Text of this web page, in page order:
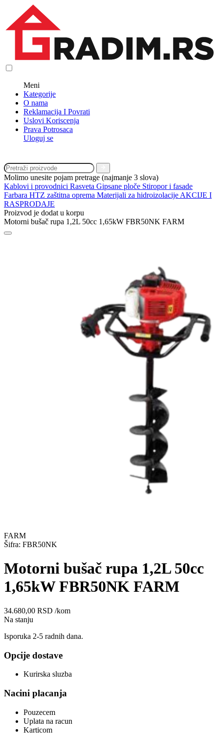
Meni
Kategorije
O nama
Reklamacija I Povrati
Uslovi Koriscenja
Prava Potrosaca
Uloguj se
Molimo unesite pojam pretrage (najmanje 3 slova)
Kablovi i provodnici Rasveta Gipsane ploče Stiropor i fasade
Farbara HTZ zaštitna oprema Materijali za hidroizolacije AKCIJE I
RASPRODAJE
Proizvod je dodat u korpu
Motorni bušač rupa 1,2L 50cc 1,65kW FBR50NK FARM
FARM
Šifra: FBR50NK
Motorni bušač rupa 1,2L 50cc
1,65kW FBR50NK FARM
34.680,00 RSD /kom
Na stanju
Isporuka 2-5 radnih dana.
Opcije dostave
Kurirska sluzba
Nacini placanja
Pouzecem
Uplata na racun
Karticom